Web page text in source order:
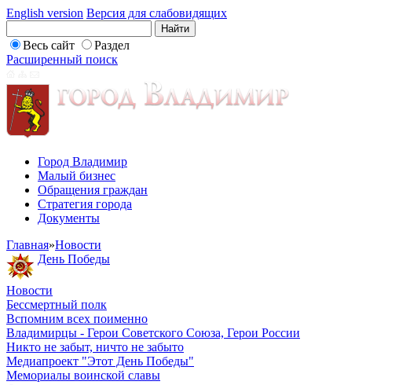
English version Версия для слабовидящих
Весь сайт
Раздел
Расширенный поиск
Город Владимир
Малый бизнес
Обращения граждан
Стратегия города
Документы
Главная»Новости
День Победы
Новости
Бессмертный полк
Вспомним всех поименно
Владимирцы - Герои Советского Союза, Герои России
Никто не забыт, ничто не забыто
Медиапроект "Этот День Победы"
Мемориалы воинской славы